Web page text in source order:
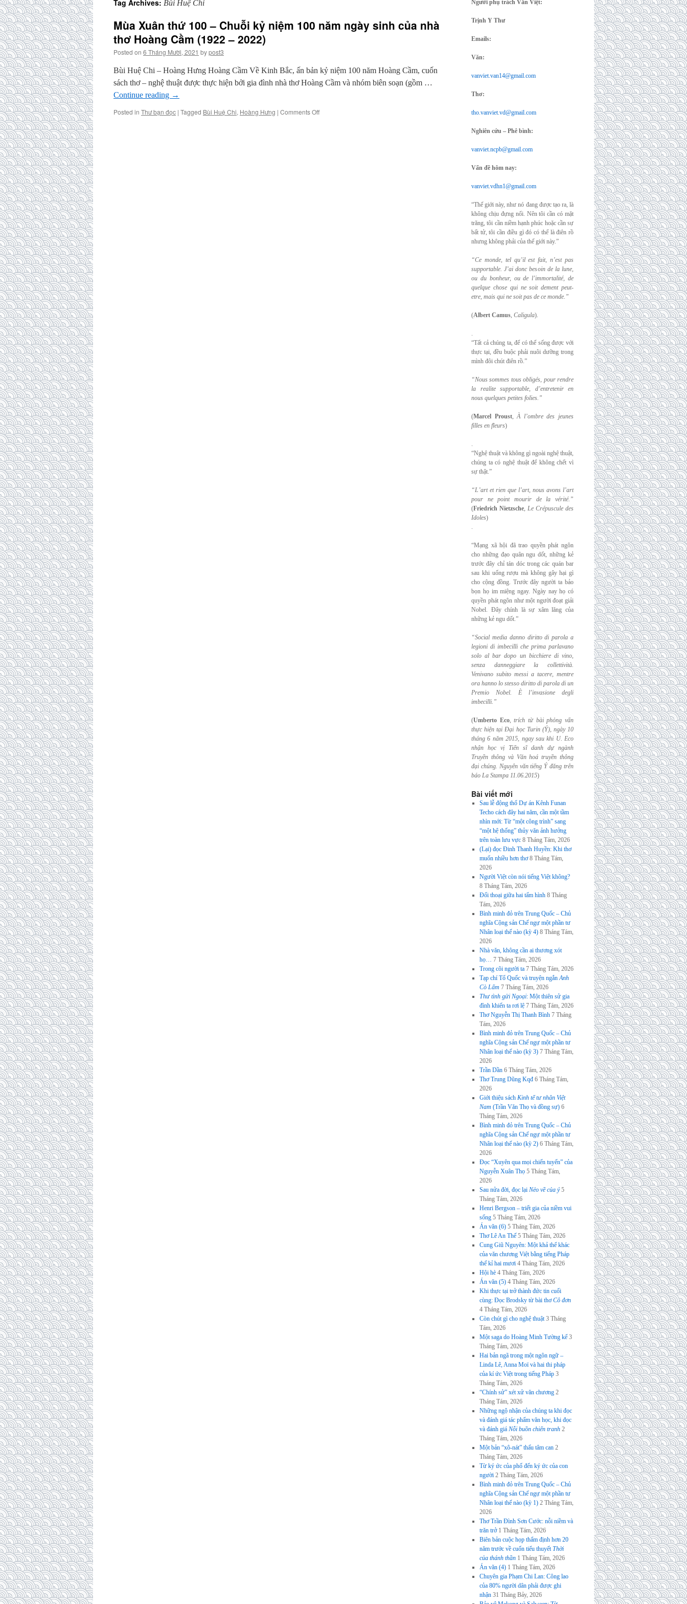
Tag Archives: Bùi Huệ Chi
Mùa Xuân thứ 100 – Chuỗi kỷ niệm 100 năm ngày sinh của nhà
thơ Hoàng Cầm (1922 – 2022)
Posted on 6 Tháng Mười, 2021 bypost3
Bùi Huệ Chi – Hoàng Hưng Hoàng Cầm Về Kinh Bắc, ấn bản kỷ niệm 100 năm Hoàng Cầm, cuốn
sách thơ – nghệ thuật được thực hiện bởi gia đình nhà thơ Hoàng Cầm và nhóm biên soạn (gồm …
Continue reading →
Posted in Thư bạn đọc | Tagged Bùi Huệ Chi, Hoàng Hưng | Comments Offon
Người phụ trách Văn Việt:
Trịnh Y Thư
Emails:
Văn:
vanviet.van14@gmail.com
Thơ:
tho.vanviet.vd@gmail.com
Nghiên cứu – Phê bình:
vanviet.ncpb@gmail.com
Vấn đề hôm nay:
vanviet.vdhn1@gmail.com
“Thế giới này, như nó đang được tạo ra, là
không chịu đựng nổi. Nên tôi cần có mặt
trăng, tôi cần niềm hạnh phúc hoặc cần sự
bất tử, tôi cần điều gì đó có thể là điên rồ
nhưng không phải của thế giới này.”
“Ce monde, tel qu’il est fait, n’est pas
supportable. J’ai donc besoin de la lune,
ou du bonheur, ou de l’immortalité, de
quelque chose qui ne soit dement peut-
etre, mais qui ne soit pas de ce monde.”
(Albert Camus, Caligula).
.
“Tất cả chúng ta, để có thể sống được với
thực tại, đều buộc phải nuôi dưỡng trong
mình đôi chút điên rồ.”
“Nous sommes tous obligés, pour rendre
la realite supportable, d’entretenir en
nous quelques petites folies.”
(Marcel Proust,À l’ombre des jeunes
filles en fleurs)
.
“Nghệ thuật và không gì ngoài nghệ thuật,
chúng ta có nghệ thuật để không chết vì
sự thật.”
“L’art et rien que l’art, nous avons l’art
pour ne point mourir de la vérité.”
(Friedrich Nietzsche, Le Crépuscule des
Idoles)
.
“Mạng xã hội đã trao quyền phát ngôn
cho những đạo quân ngu dốt, những kẻ
trước đây chỉ tán dóc trong các quán bar
sau khi uống rượu mà không gây hại gì
cho cộng đồng. Trước đây người ta bảo
bọn họ im miệng ngay. Ngày nay họ có
quyền phát ngôn như một người đoạt giải
Nobel. Đây chính là sự xâm lăng của
những kẻ ngu dốt.”
“Social media danno diritto di parola a
legioni di imbecilli che prima parlavano
solo albar dopo un bicchiere di vino,
senza danneggiare la collettività.
Venivano subito messi a tacere, mentre
ora hanno lo stesso diritto di parola di un
Premio Nobel. È l’invasione degli
imbecilli.”
(Umberto Eco,trích từ bài phỏng vấn
thực hiện tại Đại học Turin (Ý), ngày 10
tháng 6 năm 2015, ngay sau khi U. Eco
nhận học vị Tiến sĩ danh dự ngành
Truyền thông và Văn hoá truyền thông
đại chúng. Nguyên văn tiếng Ý đăng trên
báo La Stampa 11.06.2015)
Bài viết mới
Sau lễ động thổ Dự án Kênh Funan
Techo cách đây hai năm, cần một tầm
nhìn mới: Từ “một công trình” sang
“một hệ thống” thủy văn ảnh hưởng
trên toàn lưu vực 8 Tháng Tám, 2026
(Lại) đọc Đinh Thanh Huyền: Khi thơ
muốn nhiều hơn thơ 8 Tháng Tám,
2026
Người Việt còn nói tiếng Việt không?
8 Tháng Tám, 2026
Đối thoại giữa hai tấm hình 8 Tháng
Tám, 2026
Bình minh đỏ trên Trung Quốc – Chủ
nghĩa Cộng sản Chế ngự một phần tư
Nhân loại thế nào (kỳ 4) 8 Tháng Tám,
2026
Nhà văn, không cần ai thương xót
họ… 7 Tháng Tám, 2026
Trong cõi người ta 7 Tháng Tám, 2026
Tạp chí Tổ Quốc và truyện ngắnAnh
Cò Lấm 7 Tháng Tám, 2026
Thư tình gửi Ngoại: Một thiên sử gia
đình khiến ta rơi lệ 7 Tháng Tám, 2026
Thơ Nguyễn Thị Thanh Bình 7 Tháng
Tám, 2026
Bình minh đỏ trên Trung Quốc – Chủ
nghĩa Cộng sản Chế ngự một phần tư
Nhân loại thế nào (kỳ 3) 7 Tháng Tám,
2026
Trần Dần 6 Tháng Tám, 2026
Thơ Trung Dũng Kqđ 6 Tháng Tám,
2026
Giới thiệu sách Kinh tế tư nhân Việt
Nam (Trần Văn Thọ và đồng sự) 6
Tháng Tám, 2026
Bình minh đỏ trên Trung Quốc – Chủ
nghĩa Cộng sản Chế ngự một phần tư
Nhân loại thế nào (kỳ 2) 6 Tháng Tám,
2026
Đọc “Xuyên qua mọi chiến tuyến” của
Nguyễn Xuân Thọ 5 Tháng Tám,
2026
Sau nửa đời, đọc lại Nẻo về của ý 5
Tháng Tám, 2026
Henri Bergson – triết gia của niềm vui
sống 5 Tháng Tám, 2026
Án văn (6) 5 Tháng Tám, 2026
Thơ Lê An Thế 5 Tháng Tám, 2026
Cung Giũ Nguyên: Một khả thể khác
của văn chương Việt bằng tiếng Pháp
thế kỉ hai mươi 4 Tháng Tám, 2026
Hội hè 4 Tháng Tám, 2026
Án văn (5) 4 Tháng Tám, 2026
Khi thực tại trở thành đức tin cuối
cùng: Đọc Brodsky từ bài thơCô đơn
4 Tháng Tám, 2026
Còn chút gì cho nghệ thuật 3 Tháng
Tám, 2026
Một saga do Hoàng Minh Tường kể 3
Tháng Tám, 2026
Hai bản ngã trong một ngôn ngữ –
Linda Lê, Anna Moï và hai thi pháp
của kí ức Việt trong tiếng Pháp 3
Tháng Tám, 2026
“Chính sử” xét xử văn chương 2
Tháng Tám, 2026
Những ngộ nhận của chúng ta khi đọc
và đánh giá tác phẩm văn học, khi đọc
và đánh giá Nỗi buồn chiến tranh 2
Tháng Tám, 2026
Một bản “xô-nát” thấu tâm can 2
Tháng Tám, 2026
Từ ký ức của phố đến ký ức của con
người 2 Tháng Tám, 2026
Bình minh đỏ trên Trung Quốc – Chủ
nghĩa Cộng sản Chế ngự một phần tư
Nhân loại thế nào (kỳ 1) 2 Tháng Tám,
2026
Thơ Trần Đình Sơn Cước: nỗi niềm và
trăn trở 1 Tháng Tám, 2026
Biên bản cuộc họp thẩm định hơn 20
năm trước về cuốn tiểu thuyếtThời
của thánh thần 1 Tháng Tám, 2026
Án văn (4) 1 Tháng Tám, 2026
Chuyên gia Phạm Chi Lan: Công lao
của 80% người dân phải được ghi
nhận 31 Tháng Bảy, 2026